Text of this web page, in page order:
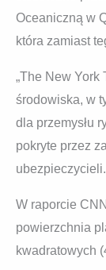
Oceaniczną w
która zamiast
„The New York
środowiska, w
dla przemysłu
pokryte przez
ubezpieczycieli.
W raporcie
powierzchnia
kwadratowych